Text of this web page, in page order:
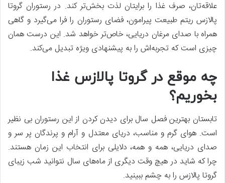
علاقه‌تان، صرف غذا را برایتان لذت بخش‌تر کند. در رستوران گروتا
پالازس ریتم طبیعت پیرامون، فضای رستوران را فرا می‌گیرد و گاهی
همراه با صدای مرغان دریایی، خاص‌تر خواهد شد. این درست همان
چیزی است که تجربه‌اش را به پیشنهادی ویژه تبدیل می‌کند.
چه موقع در گروتا پالازس غذا
بخوریم؟
تابستان بهترین فصل سال برای دیدن کردن از این رستوران بی نظیر
است.‌ هوای گرم و مناسب، دریای معتدل و آرام و پرندگان پر سر و
صدای دریایی، همه و همه، دلایلی برای انتخاب این زمان هستند.
چرا که شاید در هیچ وقت دیگری از ماه‌های سال نتوانید شب زیبای
گروتا پالازس را به چشم ببینید.